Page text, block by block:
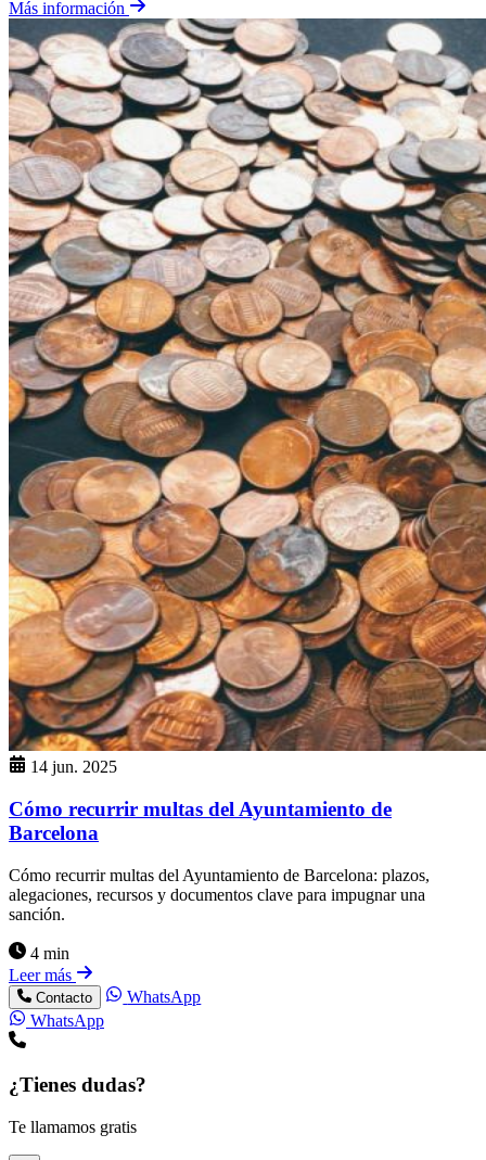
Más información
14 jun. 2025
Cómo recurrir multas del Ayuntamiento de
Barcelona
Cómo recurrir multas del Ayuntamiento de Barcelona: plazos,
alegaciones, recursos y documentos clave para impugnar una
sanción.
4 min
Leer más
Contacto
WhatsApp
WhatsApp
¿Tienes dudas?
Te llamamos gratis